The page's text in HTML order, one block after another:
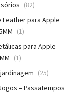
(82)
para Apple
(1)
para Apple
(1)
(25)
– Passatempos